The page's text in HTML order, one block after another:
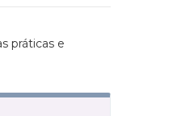
práticas e